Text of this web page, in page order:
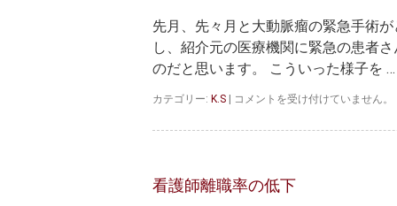
先月、先々月と大動脈瘤の緊急手術
し、紹介元の医療機関に緊急の患者
のだと思います。 こういった様子を …
カテゴリー: K.S
大
脈
え
ば
コメントを受け付けていません。
看護師離職率の低下